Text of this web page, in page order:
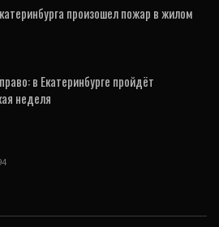
произошел пожар в жилом
в Екатеринбурге пройдёт
неделя